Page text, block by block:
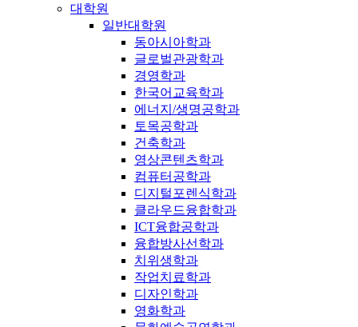
대학원
일반대학원
동아시아학과
글로벌관광학과
경영학과
한국어교육학과
에너지/생명공학과
토목공학과
건축학과
영상콘텐츠학과
컴퓨터공학과
디지털포렌식학과
클라우드융합학과
ICT융합공학과
융합방사선학과
치위생학과
작업치료학과
디자인학과
영화학과